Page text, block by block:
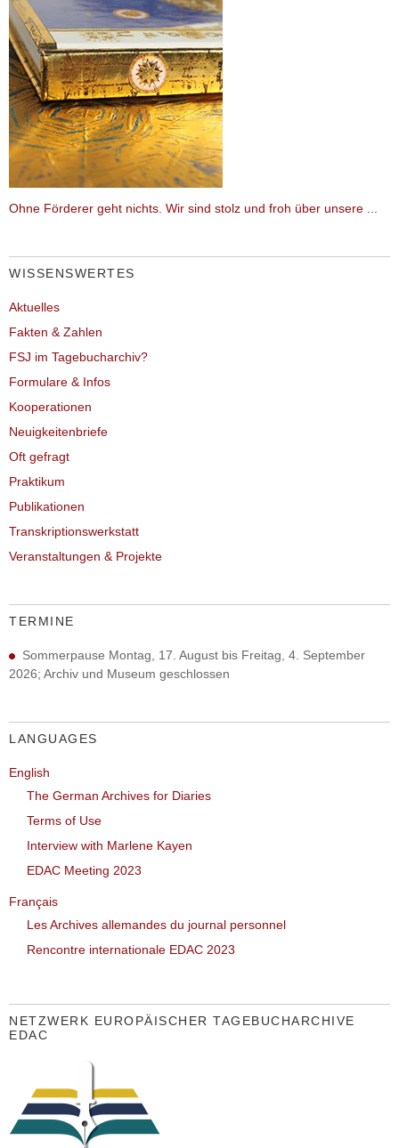
Ohne Förderer geht nichts. Wir sind stolz und froh über unsere ...
WISSENSWERTES
Aktuelles
Fakten & Zahlen
FSJ im Tagebucharchiv?
Formulare & Infos
Kooperationen
Neuigkeitenbriefe
Oft gefragt
Praktikum
Publikationen
Transkriptionswerkstatt
Veranstaltungen & Projekte
TERMINE
Sommerpause Montag, 17. August bis Freitag, 4. September
2026; Archiv und Museum geschlossen
LANGUAGES
English
The German Archives for Diaries
Terms of Use
Interview with Marlene Kayen
EDAC Meeting 2023
Français
Les Archives allemandes du journal personnel
Rencontre internationale EDAC 2023
NETZWERK EUROPÄISCHER TAGEBUCHARCHIVE
EDAC